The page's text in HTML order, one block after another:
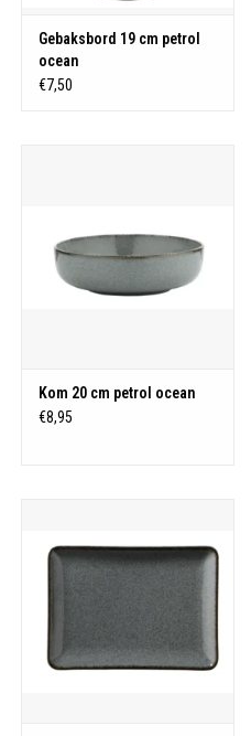
Gebaksbord 19 cm petrol
ocean
€7,50
Kom 20 cm petrol ocean
€8,95